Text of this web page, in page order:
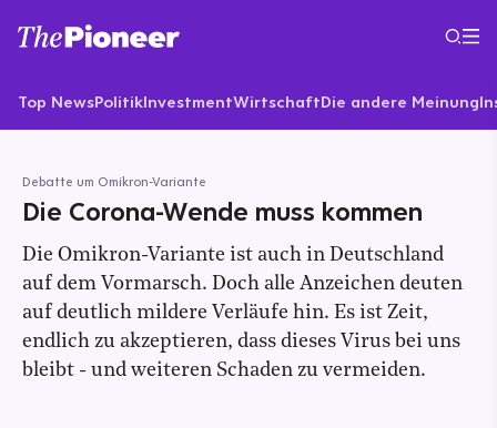
Top NewsPolitikInvestmentWirtschaftDie andere Meinung
Debatte um Omikron-Variante
Die Corona-Wende muss kommen
Die Omikron-Variante ist auch in Deutschland
auf dem Vormarsch. Doch alle Anzeichen deuten
auf deutlich mildere Verläufe hin. Es ist Zeit,
endlich zu akzeptieren, dass dieses Virus bei uns
bleibt - und weiteren Schaden zu vermeiden.